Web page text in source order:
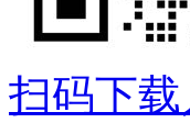
扫码下